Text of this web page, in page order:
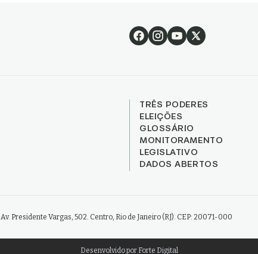
TRÊS PODERES
ELEIÇÕES
GLOSSÁRIO
MONITORAMENTO
LEGISLATIVO
DADOS ABERTOS
Av. Presidente Vargas, 502. Centro, Rio de Janeiro (RJ). CEP: 20071-000
Desenvolvido por Forte Digital